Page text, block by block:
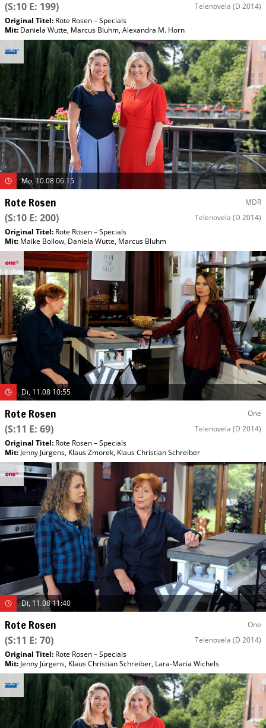
(S:10 E: 199) Telenovela (D 2014)
Original Titel: Rote Rosen – Specials
Mit: Daniela Wutte, Marcus Bluhm,Alexandra M. Horn
Mo, 10.08 06:15
Rote Rosen MDR
(S:10 E: 200) Telenovela (D 2014)
Original Titel: Rote Rosen – Specials
Mit: Maike Bollow, Daniela Wutte, Marcus Bluhm
Di, 11.08 10:55
Rote Rosen One
(S:11 E: 69) Telenovela (D 2014)
Original Titel: Rote Rosen – Specials
Mit: Jenny Jürgens, Klaus Zmorek, Klaus Christian Schreiber
Di, 11.08 11:40
Rote Rosen One
(S:11 E: 70) Telenovela (D 2014)
Original Titel: Rote Rosen – Specials
Mit: Jenny Jürgens, Klaus Christian Schreiber, Lara-Maria Wichels